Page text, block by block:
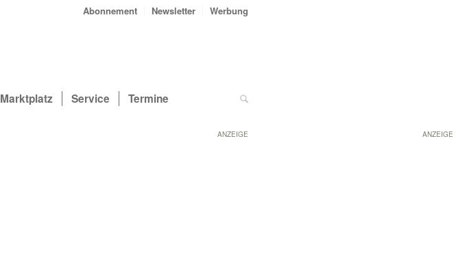
ANZEIGE
Abonnement Newsletter Werbung
Marktplatz Service Termine
ANZEIGE